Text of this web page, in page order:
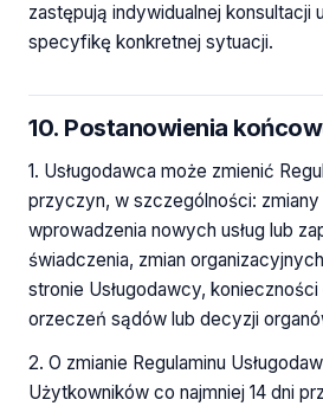
zastępują indywidualnej konsultacji
specyfikę konkretnej sytuacji.
10. Postanowienia
1. Usługodawca może zmienić
przyczyn, w szczególności:
wprowadzenia nowych usług lub
świadczenia, zmian
stronie Usługodawcy,
orzeczeń sądów lub decyzji
2. O zmianie Regulaminu
Użytkowników co najmniej 14 dni